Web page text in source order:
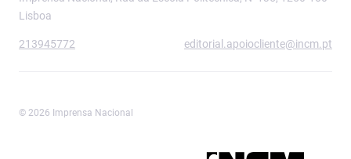
Lisboa
213945772 editorial.apoiocliente@incm.pt
© 2026 Imprensa Nacional